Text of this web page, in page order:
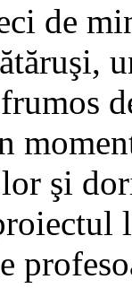
de
şi